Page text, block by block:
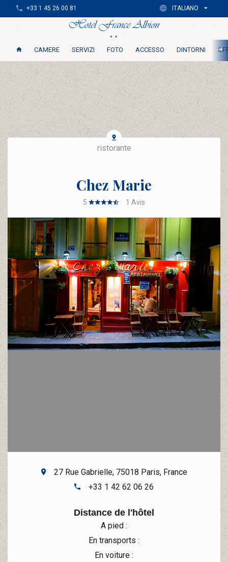
CAMERE SERVIZI FOTO ACCESSO DINTORNI
+33 1 45 26 00 81 ITALIANO
ristorante
Chez Marie
5 1 Avis
27 Rue Gabrielle, 75018 Paris, France
+33 1 42 62 06 26
Distance de l'hôtel
A pied :
En transports :
En voiture :